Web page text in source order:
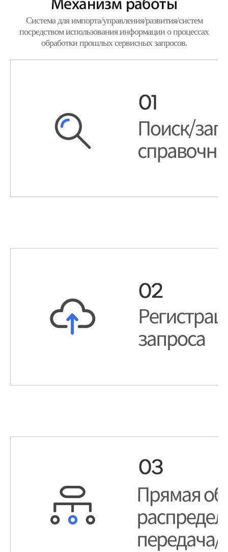
Механизм работы
Система для импорта/управления/развития/систем
посредством использования информации о процессах
обработки прошлых сервисных запросов.